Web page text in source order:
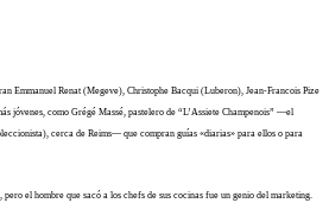
Emmanuel Renat (Megeve), Christophe Bacqui (Luberon), Jean-Francois Pize
jóvenes, como Grégé Massé, pastelero de “L’Assiete Champenois” —el
cerca de Reims— que compran guías «diarias» para ellos o para
el hombre que sacó a los chefs de sus cocinas fue un genio del marketing.